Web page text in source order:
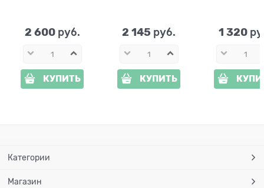
2 600 руб.
КУПИТЬ
2 145 руб.
КУПИТЬ
1 320
Категории
Магазин